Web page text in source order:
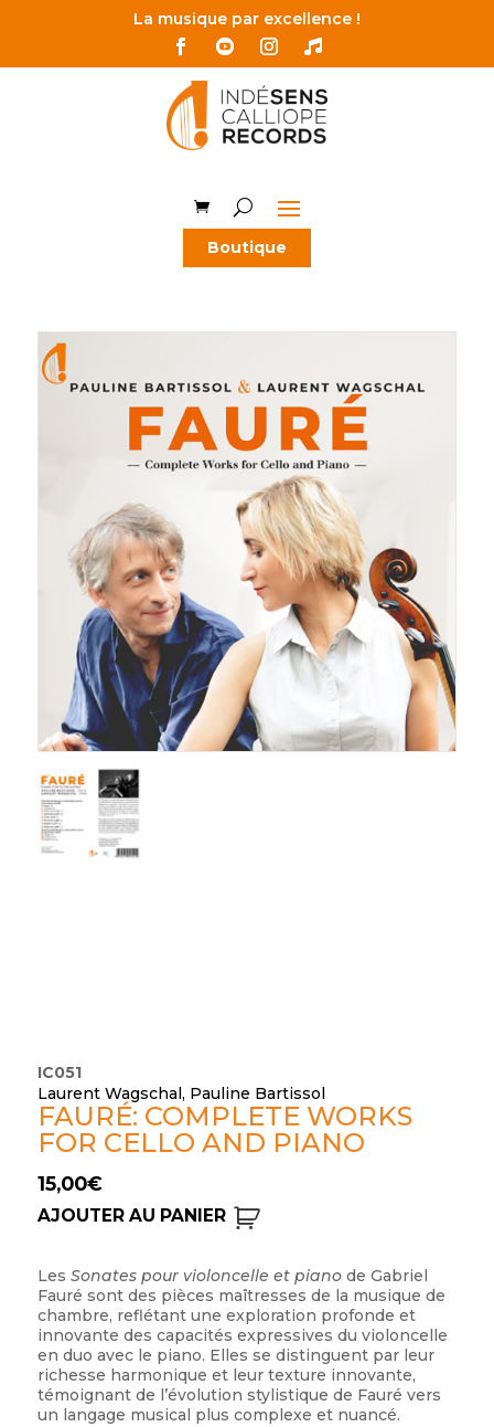
La musique par excellence !
Boutique
IC051
Laurent Wagschal, Pauline Bartissol
FAURÉ: COMPLETE WORKS
FOR CELLO AND PIANO
15,00€
AJOUTER AU PANIER
Les Sonates pour violoncelle et piano de Gabriel
Fauré sont des pièces maîtresses de la musique de
chambre, reflétant une exploration profonde et
innovante des capacités expressives du violoncelle
en duo avec le piano. Elles se distinguent par leur
richesse harmonique et leur texture innovante,
témoignant de l’évolution stylistique de Fauré vers
un langage musical plus complexe et nuancé.